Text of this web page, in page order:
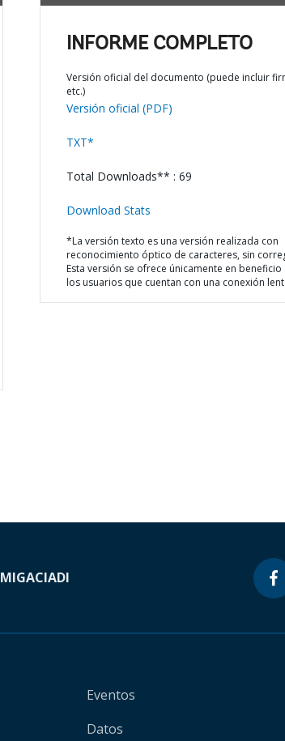
INFORME COMPLETO
Versión oficial del documento (puede incluir
etc.)
Versión oficial (PDF)
TXT*
Total Downloads** : 69
Download Stats
*La versión texto es una versión realizada con
reconocimiento óptico de caracteres, sin
Esta versión se ofrece únicamente en beneficio
los usuarios que cuentan con una conexión
MIGACIADI
Eventos
Datos